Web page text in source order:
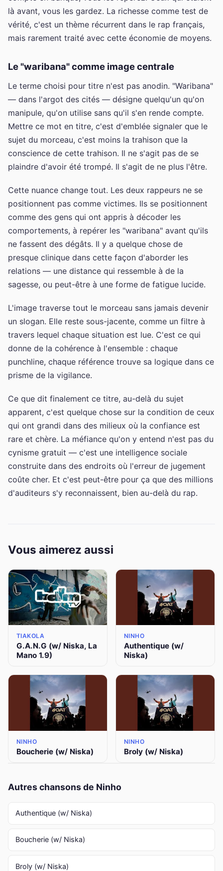
là avant, vous les gardez. La richesse comme test de
vérité, c'est un thème récurrent dans le rap français,
mais rarement traité avec cette économie de moyens.
Le "waribana" comme image centrale
Le terme choisi pour titre n'est pas anodin. "Waribana"
— dans l'argot des cités — désigne quelqu'un qu'on
manipule, qu'on utilise sans qu'il s'en rende compte.
Mettre ce mot en titre, c'est d'emblée signaler que le
sujet du morceau, c'est moins la trahison que la
conscience de cette trahison. Il ne s'agit pas de se
plaindre d'avoir été trompé. Il s'agit de ne plus l'être.
Cette nuance change tout. Les deux rappeurs ne se
positionnent pas comme victimes. Ils se positionnent
comme des gens qui ont appris à décoder les
comportements, à repérer les "waribana" avant qu'ils
ne fassent des dégâts. Il y a quelque chose de
presque clinique dans cette façon d'aborder les
relations — une distance qui ressemble à de la
sagesse, ou peut-être à une forme de fatigue lucide.
L'image traverse tout le morceau sans jamais devenir
un slogan. Elle reste sous-jacente, comme un filtre à
travers lequel chaque situation est lue. C'est ce qui
donne de la cohérence à l'ensemble : chaque
punchline, chaque référence trouve sa logique dans ce
prisme de la vigilance.
Ce que dit finalement ce titre, au-delà du sujet
apparent, c'est quelque chose sur la condition de ceux
qui ont grandi dans des milieux où la confiance est
rare et chère. La méfiance qu'on y entend n'est pas du
cynisme gratuit — c'est une intelligence sociale
construite dans des endroits où l'erreur de jugement
coûte cher. Et c'est peut-être pour ça que des millions
d'auditeurs s'y reconnaissent, bien au-delà du rap.
Vous aimerez aussi
TIAKOLA
G.A.N.G (w/ Niska, La
Mano 1.9)
NINHO
Authentique (w/
Niska)
NINHO
Boucherie (w/ Niska)
NINHO
Broly (w/ Niska)
Autres chansons de Ninho
Authentique (w/ Niska)
Boucherie (w/ Niska)
Broly (w/ Niska)